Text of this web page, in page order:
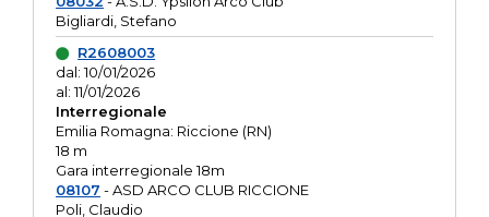
Bigliardi, Stefano
R2608003
dal: 10/01/2026
al: 11/01/2026
Interregionale
Emilia Romagna: Riccione (RN)
18 m
Gara interregionale 18m
08107 - ASD ARCO CLUB RICCIONE
Poli, Claudio